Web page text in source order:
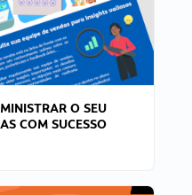
O SEU
COM SUCESSO